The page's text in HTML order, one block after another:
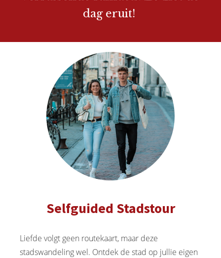
dag eruit!
Selfguided Stadstour
Liefde volgt geen routekaart, maar deze
stadswandeling wel. Ontdek de stad op jullie eigen